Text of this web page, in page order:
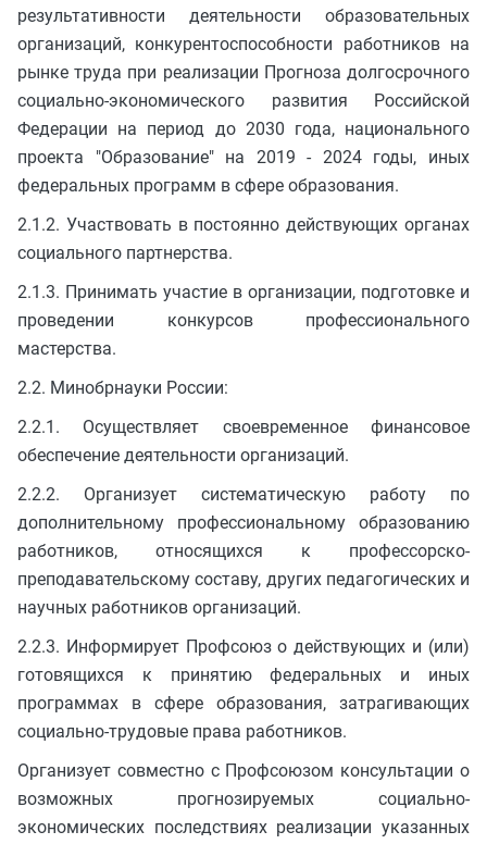
результативности деятельности образовательных
организаций, конкурентоспособности работников на
рынке труда при реализации Прогноза долгосрочного
социально-экономического развития Российской
Федерации на период до 2030 года, национального
проекта "Образование" на 2019 - 2024 годы, иных
федеральных программ в сфере образования.
2.1.2. Участвовать в постоянно действующих органах
социального партнерства.
2.1.3. Принимать участие в организации, подготовке и
проведении конкурсов профессионального
мастерства.
2.2. Минобрнауки России:
2.2.1. Осуществляет своевременное финансовое
обеспечение деятельности организаций.
2.2.2. Организует систематическую работу по
дополнительному профессиональному образованию
работников, относящихся к профессорско-
преподавательскому составу, других педагогических и
научных работников организаций.
2.2.3. Информирует Профсоюз о действующих и (или)
готовящихся к принятию федеральных и иных
программах в сфере образования, затрагивающих
социально-трудовые права работников.
Организует совместно с Профсоюзом консультации о
возможных прогнозируемых социально-
экономических последствиях реализации указанных